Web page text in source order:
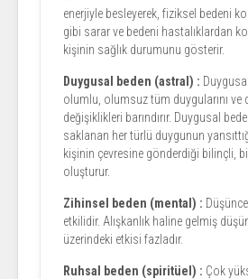
enerjiyle besleyerek, fiziksel bedeni
gibi sarar ve bedeni hastalıklardan
kişinin sağlık durumunu gösterir.
Duygusal beden (astral) :
olumlu, olumsuz tüm duygularını ve
değişiklikleri barındırır. Duygusal
saklanan her türlü duygunun
kişinin çevresine gönderdiği bilinçli,
oluşturur.
Zihinsel beden (mental) :
etkilidir. Alışkanlık haline gelmiş
üzerindeki etkisi fazladır.
Ruhsal beden (spiritüel) : Çok